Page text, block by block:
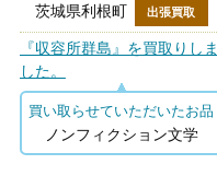
茨城県利根町 出張買取
『収容所群島』を買取りしま
した。
買い取らせていただいたお品
ノンフィクション文学